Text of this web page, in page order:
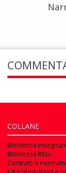
COLLANE
Biblioteca
Biblioteca RSU
Contratti e